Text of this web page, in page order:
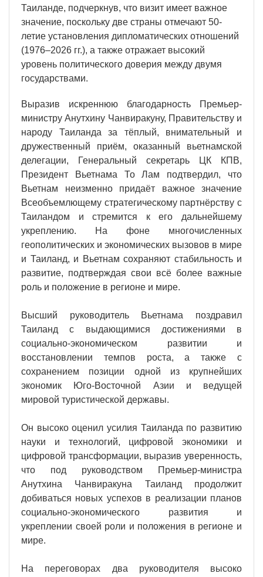
Таиланде, подчеркнув, что визит имеет важное
значение, поскольку две страны отмечают 50-
летие установления дипломатических отношений
(1976–2026 гг.), а также отражает высокий
уровень политического доверия между двумя
государствами.
Выразив искреннюю благодарность Премьер-
министру Анутхину Чанвиракуну, Правительству и
народу Таиланда за тёплый, внимательный и
дружественный приём, оказанный вьетнамской
делегации, Генеральный секретарь ЦК КПВ,
Президент Вьетнама То Лам подтвердил, что
Вьетнам неизменно придаёт важное значение
Всеобъемлющему стратегическому партнёрству с
Таиландом и стремится к его дальнейшему
укреплению. На фоне многочисленных
геополитических и экономических вызовов в мире
и Таиланд, и Вьетнам сохраняют стабильность и
развитие, подтверждая свои всё более важные
роль и положение в регионе и мире.
Высший руководитель Вьетнама поздравил
Таиланд с выдающимися достижениями в
социально-экономическом развитии и
восстановлении темпов роста, а также с
сохранением позиции одной из крупнейших
экономик Юго-Восточной Азии и ведущей
мировой туристической державы.
Он высоко оценил усилия Таиланда по развитию
науки и технологий, цифровой экономики и
цифровой трансформации, выразив уверенность,
что под руководством Премьер-министра
Анутхина Чанвиракуна Таиланд продолжит
добиваться новых успехов в реализации планов
социально-экономического развития и
укреплении своей роли и положения в регионе и
мире.
На переговорах два руководителя высоко